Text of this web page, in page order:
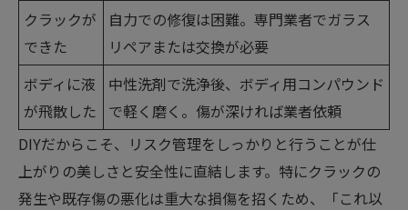
クラックが
できた
自力での修復は困難。専門業者でガラス
リペアまたは交換が必要
ボディに液
が飛散した
中性洗剤で洗浄後、ボディ用コンパウンド
で軽く磨く。傷が深ければ業者依頼
DIYだからこそ、リスク管理をしっかりと行うことが仕
上がりの美しさと安全性に直結します。特にクラックの
発生や既存傷の悪化は重大な損傷を招くため、「これ以